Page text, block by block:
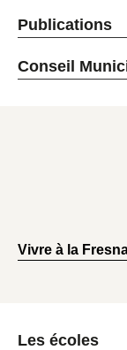
Publications
Conseil
Vivre à la
Les écoles